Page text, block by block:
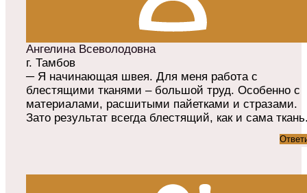
Ангелина Всеволодовна
г. Тамбов
─ Я начинающая швея. Для меня работа с
блестящими тканями – большой труд. Особенно с
материалами, расшитыми пайетками и стразами.
Зато результат всегда блестящий, как и сама